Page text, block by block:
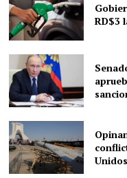
RD$3
Unidos